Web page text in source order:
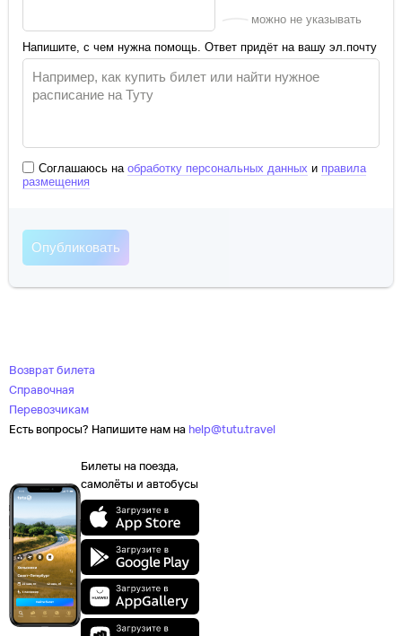
можно не указывать
Напишите, с чем нужна помощь. Ответ придёт на вашу эл.почту
Соглашаюсь на обработку персональных данных и правила
размещения
Возврат билета
Справочная
Перевозчикам
Есть вопросы? Напишите нам на help@tutu.travel
Билеты на поезда,
самолёты и автобусы